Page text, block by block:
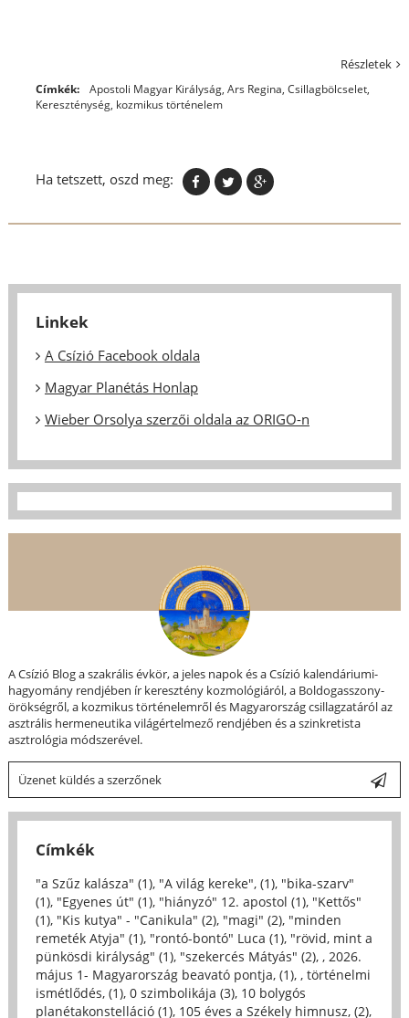
Részletek
Címkék: Apostoli Magyar Királyság, Ars Regina, Csillagbölcselet,
Kereszténység, kozmikus történelem
Ha tetszett, oszd meg:
Linkek
A Csízió Facebook oldala
Magyar Planétás Honlap
Wieber Orsolya szerzői oldala az ORIGO-n
A Csízió Blog a szakrális évkör, a jeles napok és a Csízió kalendáriumi-
hagyomány rendjében ír keresztény kozmológiáról, a Boldogasszony-
örökségről, a kozmikus történelemről és Magyarország csillagzatáról az
asztrális hermeneutika világértelmező rendjében és a szinkretista
asztrológia módszerével.
Üzenet küldés a szerzőnek
Címkék
"a Szűz kalásza" (1), "A világ kereke", (1), "bika-szarv"
(1), "Egyenes út" (1), "hiányzó" 12. apostol (1), "Kettős"
(1), "Kis kutya" - "Canikula" (2), "magi" (2), "minden
remeték Atyja" (1), "rontó-bontó" Luca (1), "rövid, mint a
pünkösdi királyság" (1), "szekercés Mátyás" (2), , 2026.
május 1- Magyarország beavató pontja, (1), , történelmi
ismétlődés, (1), 0 szimbolikája (3), 10 bolygós
planétakonstelláció (1), 105 éves a Székely himnusz, (2),